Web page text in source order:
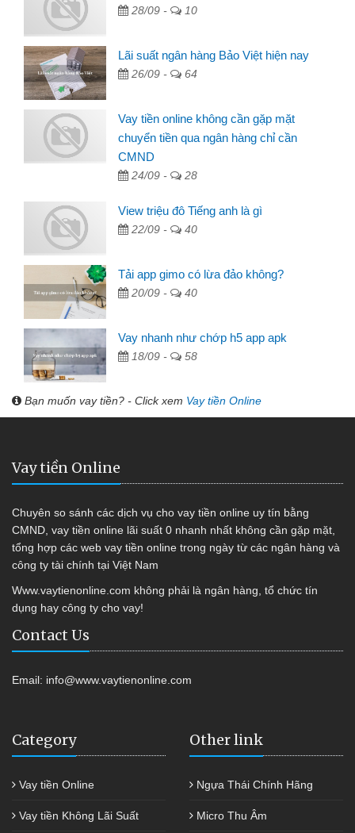
28/09 - 10
Lãi suất ngân hàng Bảo Việt hiện nay
26/09 - 64
Vay tiền online không cần gặp mặt
chuyển tiền qua ngân hàng chỉ cần
CMND
24/09 - 28
View triệu đô Tiếng anh là gì
22/09 - 40
Tải app gimo có lừa đảo không?
20/09 - 40
Vay nhanh như chớp h5 app apk
18/09 - 58
Bạn muốn vay tiền? - Click xem Vay tiền Online
Vay tiền Online
Chuyên so sánh các dịch vụ cho vay tiền online uy tín bằng
CMND, vay tiền online lãi suất 0 nhanh nhất không cần gặp mặt,
tổng hợp các web vay tiền online trong ngày từ các ngân hàng và
công ty tài chính tại Việt Nam
Www.vaytienonline.com không phải là ngân hàng, tổ chức tín
dụng hay công ty cho vay!
Contact Us
Email: info@www.vaytienonline.com
Category
Vay tiền Online
Vay tiền Không Lãi Suất
Other link
Ngựa Thái Chính Hãng
Micro Thu Âm